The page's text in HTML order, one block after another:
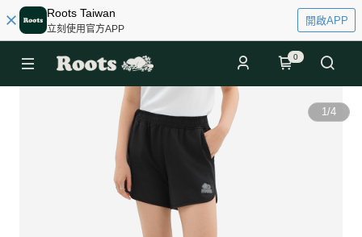
Roots Taiwan
立刻使用官方APP
開啟APP
0
1/4